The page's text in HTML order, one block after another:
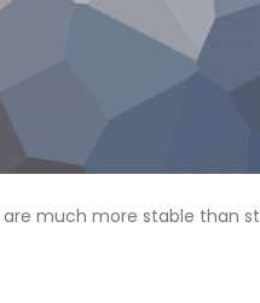
much more stable than